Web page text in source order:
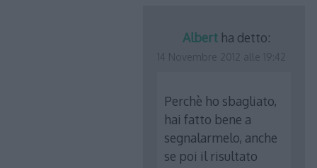
Albert ha detto:
Perchè ho sbagliato,
hai fatto bene a
segnalarmelo, anche
se poi il risultato